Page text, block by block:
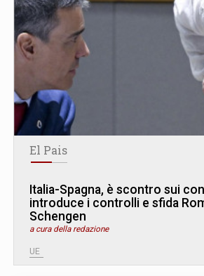
El Pais
Italia-Spagna, è scontro sui
introduce i controlli e sfida
Schengen
a cura della redazione
UE